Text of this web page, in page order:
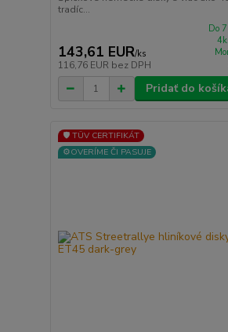
tradíc...
143,61 EUR/ks
116,76 EUR bez DPH
Do
Pridať do
🛡️ TÜV CERTIFIKÁT
⚙️OVERÍME ČI PASUJE